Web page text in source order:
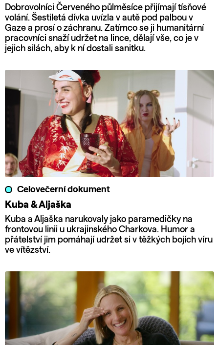
Dobrovolníci Červeného půlměsíce přijímají tísňové
volání. Šestiletá dívka uvízla v autě pod palbou v
Gaze a prosí o záchranu. Zatímco se ji humanitární
pracovníci snaží udržet na lince, dělají vše, co je v
jejich silách, aby k ní dostali sanitku.
Celovečerní dokument
Kuba & Aljaška
Kuba a Aljaška narukovaly jako paramedičky na
frontovou linii u ukrajinského Charkova. Humor a
přátelství jim pomáhají udržet si v těžkých bojích víru
ve vítězství.